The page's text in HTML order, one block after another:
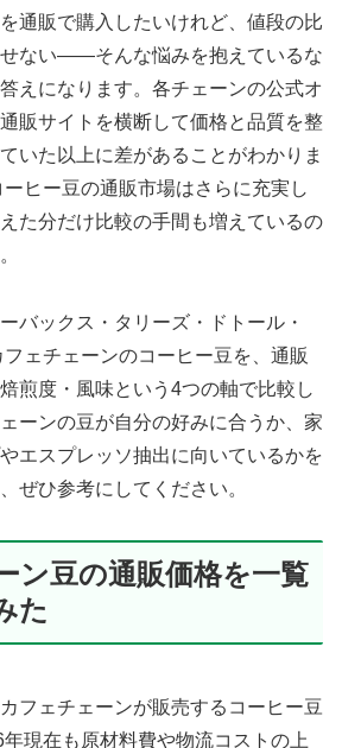
通販で購入したいけれど、値段の比
ない——そんな悩みを抱えているな
えになります。各チェーンの公式オ
販サイトを横断して価格と品質を整
いた以上に差があることがわかりま
ヒー豆の通販市場はさらに充実し
た分だけ比較の手間も増えているの
バックス・タリーズ・ドトール・
ェチェーンのコーヒー豆を、通販
煎度・風味という4つの軸で比較し
ーンの豆が自分の好みに合うか、家
エスプレッソ抽出に向いているかを
ぜひ参考にしてください。
ン豆の通販価格を一覧
た
フェチェーンが販売するコーヒー豆
現在も原材料費や物流コストの上